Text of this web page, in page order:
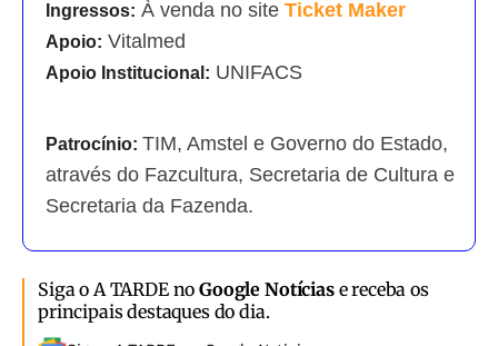
Ingressos: À venda no site Ticket Maker
Apoio: Vitalmed
Apoio Institucional: UNIFACS
Patrocínio: TIM, Amstel e Governo do Estado,
através do Fazcultura, Secretaria de Cultura e
Secretaria da Fazenda.
Siga o A TARDE noGoogle Notíciase receba os
principais destaques do dia.